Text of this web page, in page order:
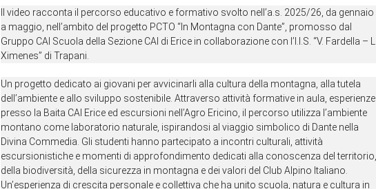
Il video racconta il percorso educativo e formativo svolto nell’a.s. 2025/26, da gennaio
a maggio, nell’ambito del progetto PCTO “In Montagna con Dante”, promosso dal
Gruppo CAI Scuola della Sezione CAI di Erice in collaborazione con l’I.I.S. “V. Fardella – L.
Ximenes” di Trapani.
Un progetto dedicato ai giovani per avvicinarli alla cultura della montagna, alla tutela
dell’ambiente e allo sviluppo sostenibile. Attraverso attività formative in aula, esperienze
presso la Baita CAI Erice ed escursioni nell’Agro Ericino, il percorso utilizza l’ambiente
montano come laboratorio naturale, ispirandosi al viaggio simbolico di Dante nella
Divina Commedia. Gli studenti hanno partecipato a incontri culturali, attività
escursionistiche e momenti di approfondimento dedicati alla conoscenza del territorio,
della biodiversità, della sicurezza in montagna e dei valori del Club Alpino Italiano.
Un’esperienza di crescita personale e collettiva che ha unito scuola, natura e cultura in